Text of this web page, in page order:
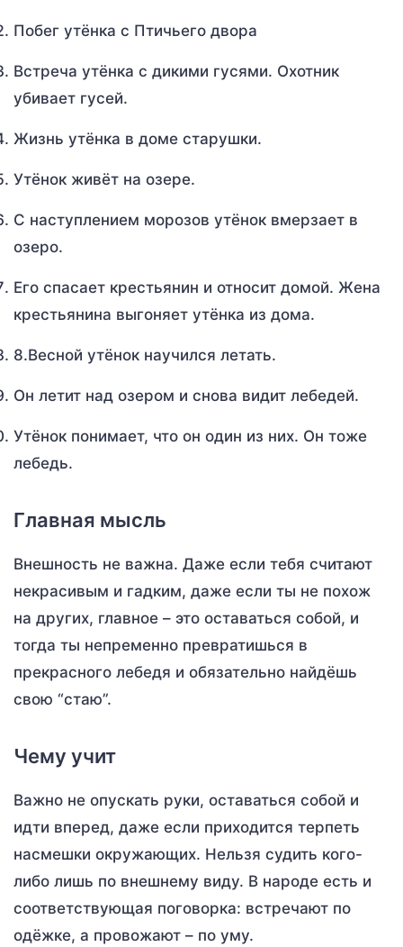
Побег утёнка с Птичьего двора
Встреча утёнка с дикими гусями. Охотник
убивает гусей.
Жизнь утёнка в доме старушки.
Утёнок живёт на озере.
С наступлением морозов утёнок вмерзает в
озеро.
Его спасает крестьянин и относит домой. Жена
крестьянина выгоняет утёнка из дома.
8.Весной утёнок научился летать.
Он летит над озером и снова видит лебедей.
Утёнок понимает, что он один из них. Он тоже
лебедь.
Главная мысль
Внешность не важна. Даже если тебя считают
некрасивым и гадким, даже если ты не похож
на других, главное – это оставаться собой, и
тогда ты непременно превратишься в
прекрасного лебедя и обязательно найдёшь
свою “стаю”.
Чему учит
Важно не опускать руки, оставаться собой и
идти вперед, даже если приходится терпеть
насмешки окружающих. Нельзя судить кого-
либо лишь по внешнему виду. В народе есть и
соответствующая поговорка: встречают по
одёжке, а провожают – по уму.